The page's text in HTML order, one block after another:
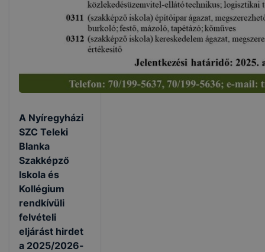
A Nyíregyházi
SZC Teleki
Blanka
Szakképző
Iskola és
Kollégium
rendkívüli
felvételi
eljárást hirdet
a 2025/2026-